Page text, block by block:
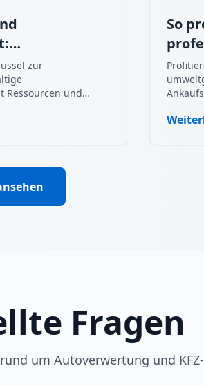
zur
Ressourcen und
So
Fragen
um Autoverwertung und